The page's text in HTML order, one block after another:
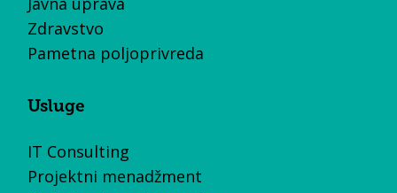
Zdravstvo
Pametna poljoprivreda
Usluge
IT Consulting
Projektni menadžment